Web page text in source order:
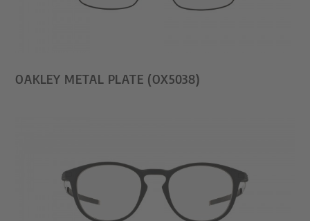
OAKLEY METAL PLATE (OX5038)